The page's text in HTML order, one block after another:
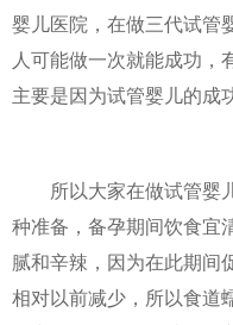
婴儿医院，在做三代试管
人可能做一次就能成功，
主要是因为试管婴儿的成
所以大家在做试管婴儿
种准备，备孕期间饮食宜
腻和辛辣，因为在此期间
相对以前减少，所以食道